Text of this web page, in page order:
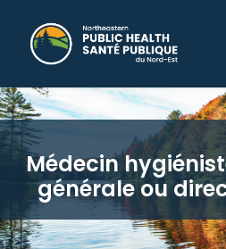
Médecin
générale ou